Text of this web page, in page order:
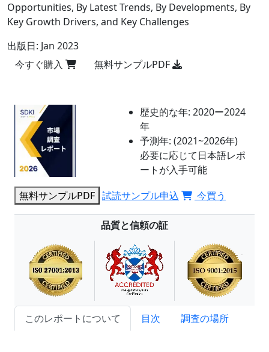
Opportunities, By Latest Trends, By Developments, By
Key Growth Drivers, and Key Challenges
出版日: Jan 2023
今すぐ購入
無料サンプルPDF
歴史的な年: 2020ー2024
年
予測年: (2021~2026年)
必要に応じて日本語レポ
ートが入手可能
無料サンプルPDF 試読サンプル申込 今買う
品質と信頼の証
このレポートについて 目次
調査の場所